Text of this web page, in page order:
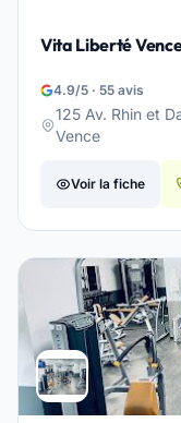
Vita Liberté
4.9/5 · 55 avis
125 Av. Rhin et
Vence
Voir la fiche